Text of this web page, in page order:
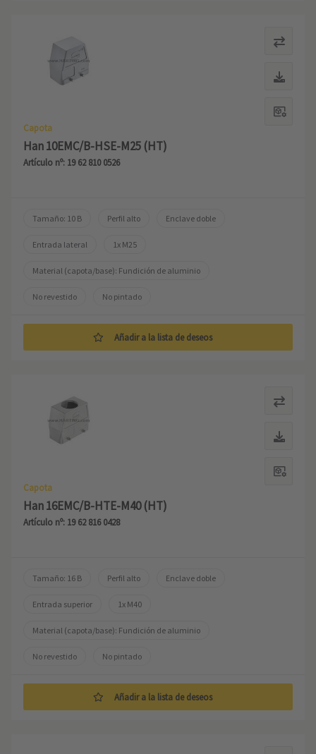
Capota
Han 10EMC/B-HSE-M25 (HT)
Artículo nº: 19 62 810 0526
Tamaño: 10 B Perfil alto Enclave doble
Entrada lateral 1x M25
Material (capota/base): Fundición de aluminio
No revestido No pintado
Añadir a la lista de deseos
Capota
Han 16EMC/B-HTE-M40 (HT)
Artículo nº: 19 62 816 0428
Tamaño: 16 B Perfil alto Enclave doble
Entrada superior 1x M40
Material (capota/base): Fundición de aluminio
No revestido No pintado
Añadir a la lista de deseos